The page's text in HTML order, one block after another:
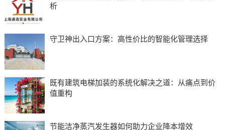
析
守卫神出入口方案：高性价比的智能化管理选择
既有建筑电梯加装的系统化解决之道：从痛点到价
值重构
节能洁净蒸汽发生器如何助力企业降本增效